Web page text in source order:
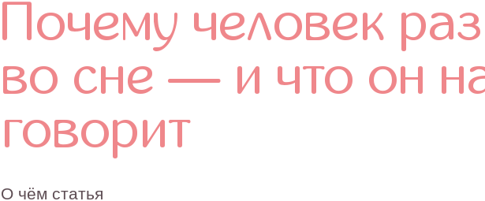
во сне — и что он на
говорит